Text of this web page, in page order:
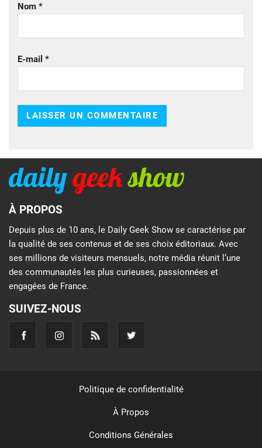
Nom *
E-mail *
À PROPOS
Depuis plus de 10 ans, le Daily Geek Show se caractérise par
la qualité de ses contenus et de ses choix éditoriaux. Avec
ses millions de visiteurs mensuels, notre média réunit l’une
des communautés les plus curieuses, passionnées et
engagées de France.
SUIVEZ-NOUS
Politique de confidentialité
À Propos
Conditions Générales